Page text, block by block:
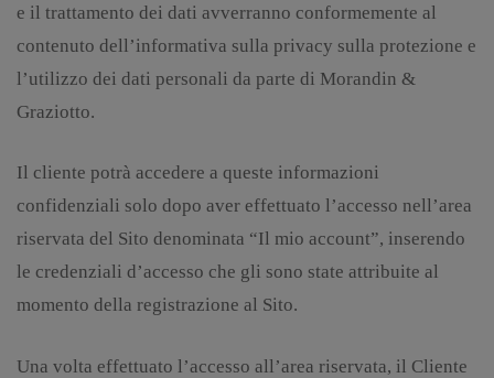
e il trattamento dei dati avverranno conformemente al
contenuto dell’informativa sulla privacy sulla protezione e
l’utilizzo dei dati personali da parte di Morandin &
Graziotto.
Il cliente potrà accedere a queste informazioni
confidenziali solo dopo aver effettuato l’accesso nell’area
riservata del Sito denominata “Il mio account”, inserendo
le credenziali d’accesso che gli sono state attribuite al
momento della registrazione al Sito.
Una volta effettuato l’accesso all’area riservata, il Cliente